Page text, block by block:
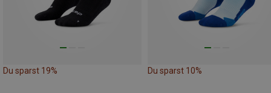
Du sparst 19% Du sparst 10%